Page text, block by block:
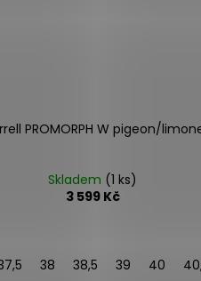
PROMORPH W pigeon/
Skladem (1 ks)
3 599 Kč
38 38,5 39 40